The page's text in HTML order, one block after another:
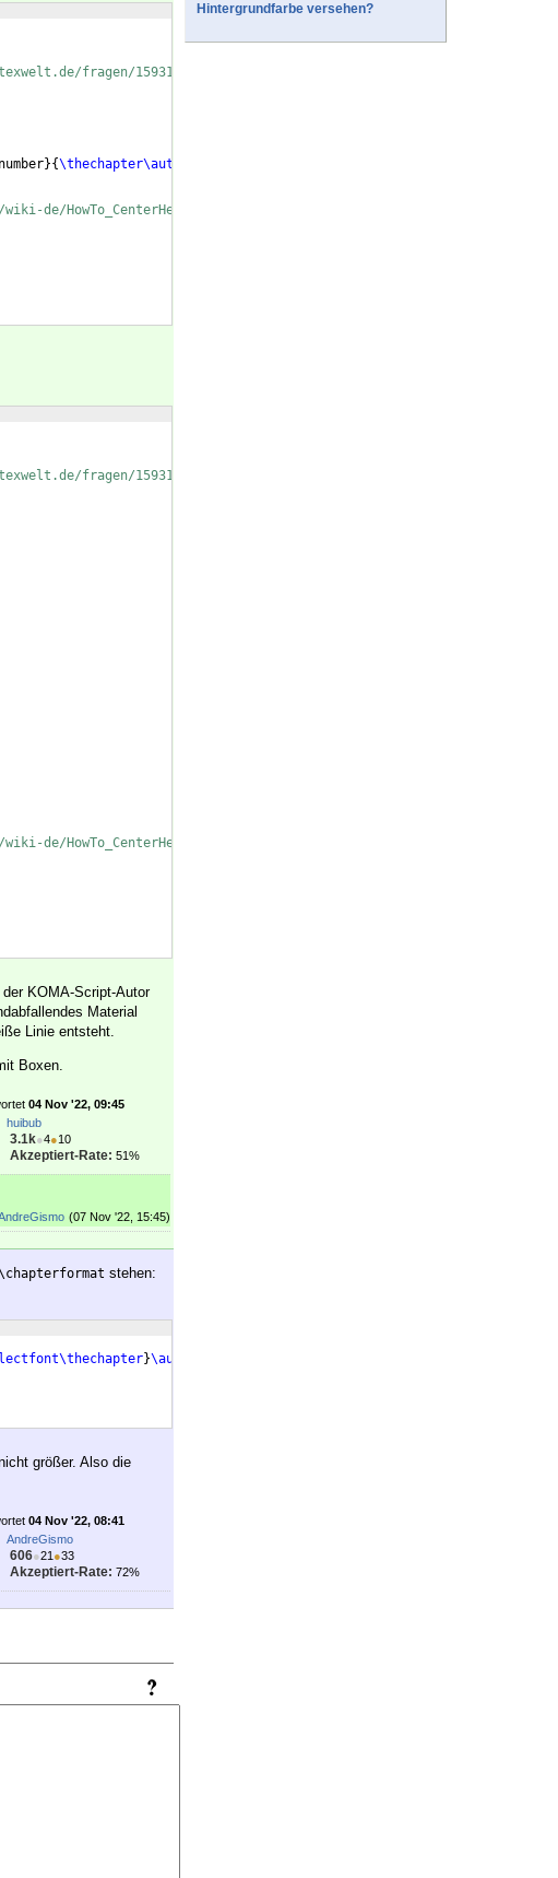
fragen/15931
}{\thechapter\autodot
de/HowTo_CenterHeading/
fragen/15931
de/HowTo_CenterHeading/
KOMA-Script-Autor
Material
Linie entsteht.
Boxen.
04 Nov '22, 09:45
huibub
3.1k●4●10
Akzeptiert-Rate: 51%
(07 Nov '22, 15:45)
stehen:
}\autodot
größer. Also die
04 Nov '22, 08:41
AndreGismo
606●21 ●33
Akzeptiert-Rate: 72%
Hintergrundfarbe versehen?